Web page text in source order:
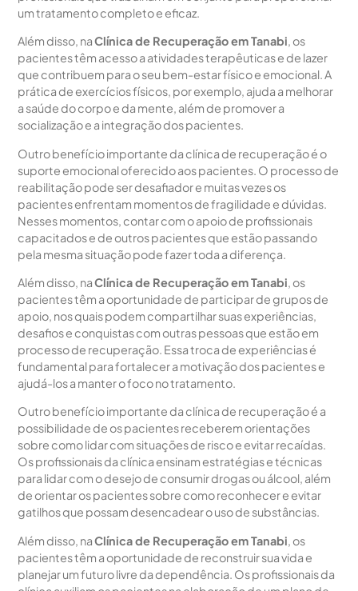
um tratamento completo e eficaz.
Além disso, naClínica de Recuperação em Tanabi, os
pacientes têm acesso a atividades terapêuticas e de lazer
que contribuem para o seu bem-estar físico e emocional. A
prática de exercícios físicos, por exemplo, ajuda a melhorar
a saúde do corpo e da mente, além de promover a
socialização e a integração dos pacientes.
Outro benefício importante da clínica de recuperação é o
suporte emocional oferecido aos pacientes. O processo de
reabilitação pode ser desafiador e muitas vezes os
pacientes enfrentam momentos de fragilidade e dúvidas.
Nesses momentos, contar com o apoio de profissionais
capacitados e de outros pacientes que estão passando
pela mesma situação pode fazer toda a diferença.
Além disso, naClínica de Recuperação em Tanabi, os
pacientes têm a oportunidade de participar de grupos de
apoio, nos quais podem compartilhar suas experiências,
desafios e conquistas com outras pessoas que estão em
processo de recuperação. Essa troca de experiências é
fundamental para fortalecer a motivação dos pacientes e
ajudá-los a manter o foco no tratamento.
Outro benefício importante da clínica de recuperação é a
possibilidade de os pacientes receberem orientações
sobre como lidar com situações de risco e evitar recaídas.
Os profissionais da clínica ensinam estratégias e técnicas
para lidar com o desejo de consumir drogas ou álcool, além
de orientar os pacientes sobre como reconhecer e evitar
gatilhos que possam desencadear o uso de substâncias.
Além disso, naClínica de Recuperação em Tanabi, os
pacientes têm a oportunidade de reconstruir sua vida e
planejar um futuro livre da dependência. Os profissionais da